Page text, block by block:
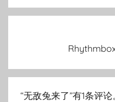
航
“无敌兔来了”有1条评论